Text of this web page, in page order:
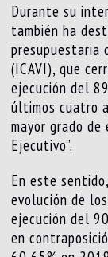
Durante su
también ha
presupuestaria
(ICAVI), que
ejecución del
últimos cuatro
mayor grado
Ejecutivo”.
En este
evolución de
ejecución del
en